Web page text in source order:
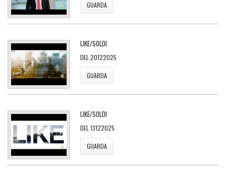
GUARDA
LIKE/SOLDI
DEL 20122025
GUARDA
LIKE/SOLDI
DEL 13122025
GUARDA